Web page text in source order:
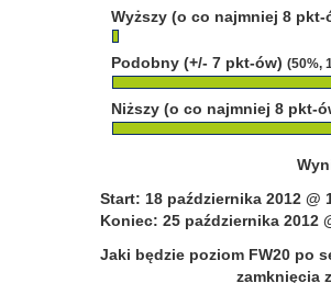
Wyższy (o co najmniej 8
Podobny (+/- 7 pkt-ów) (50%,
Niższy (o co najmniej 8 pkt-
Start: 18 października 2012 @
Koniec: 25 października 2012
Jaki będzie poziom FW20 po
zamknięcia